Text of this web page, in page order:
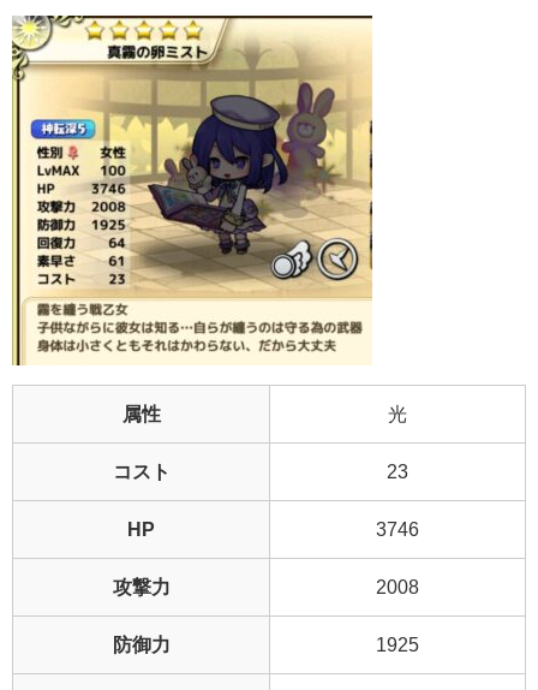
属性 光
コスト 23
HP 3746
攻撃力 2008
防御力 1925